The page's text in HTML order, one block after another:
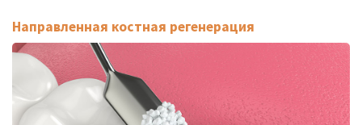
Направленная костная регенерация